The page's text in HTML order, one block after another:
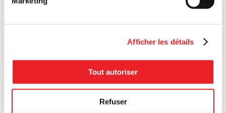
Afficher les détails
Tout autoriser
Refuser